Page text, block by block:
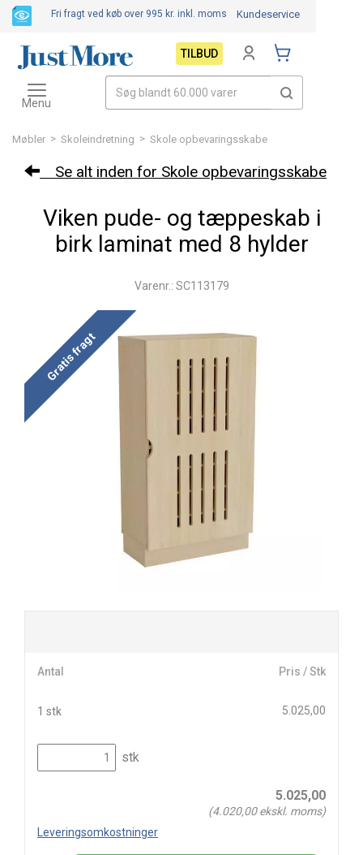
Møbler > Skoleindretning > Skole opbevaringsskabe
Se alt inden for Skole opbevaringsskabe
Viken pude- og tæppeskab i
birk laminat med 8 hylder
Varenr.: SC113179
Gratis fragt
Antal Pris / Stk
1 stk 5.025,00
stk
5.025,00
(4.020,00ekskl. moms)
Leveringsomkostninger
Fri fragt ved køb over 995 kr. inkl. moms Kundeservice
TILBUD
Toggle
navigation
Menu